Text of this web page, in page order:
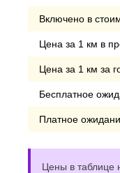
Включено в
Цена за 1 км в
Цена за 1 км за
Бесплатное
Платное
Цены в таблице